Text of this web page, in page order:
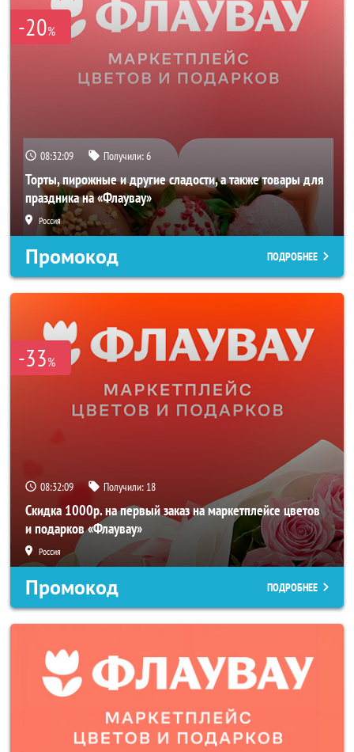
-20%
08:32:08 Получили:6
Торты, пирожные и другие сладости, а также товары для
праздника на «Флаувау»
Россия
Промокод ПОДРОБНЕЕ
-33%
08:32:08 Получили: 18
Скидка 1000р. на первый заказ на маркетплейсе цветов
и подарков «Флаувау»
Россия
Промокод ПОДРОБНЕЕ